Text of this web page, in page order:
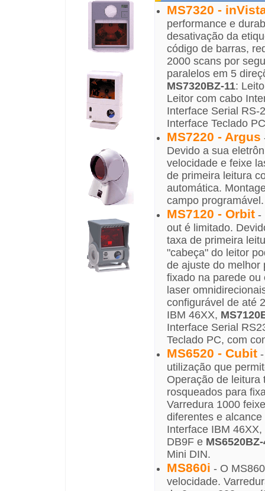
MS7320 -
performance e
desativação da
código de barras,
2000 scans por
paralelos em 5
MS7320BZ-11:
Leitor com cabo
Interface Serial
Interface Teclado
MS7220 - Argus
Devido a sua
velocidade e feixe
de primeira leitura
automática.
campo
MS7120 - Orbit -
out é limitado.
taxa de primeira
"cabeça" do leitor
de ajuste do melhor
fixado na parede ou
laser
configurável de até
IBM 46XX,
Interface Serial
Teclado PC, com
MS6520 - Cubit
utilização que
Operação de leitura
rosqueados para
Varredura 1000
diferentes e
Interface IBM 46XX,
DB9F e
Mini DIN.
MS860i - O
velocidade.